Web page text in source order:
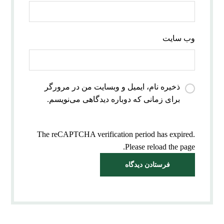
وب‌ سایت
ذخیره نام، ایمیل و وبسایت من در مرورگر
برای زمانی که دوباره دیدگاهی می‌نویسم.
The reCAPTCHA verification period has expired.
Please reload the page.